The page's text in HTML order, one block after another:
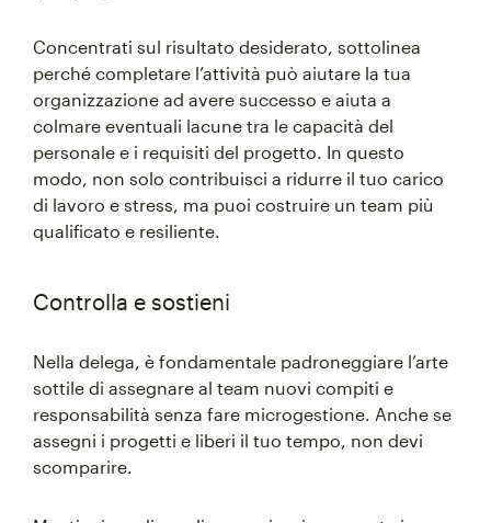
Concentrati sul risultato desiderato, sottolinea
perché completare l’attività può aiutare la tua
organizzazione ad avere successo e aiuta a
colmare eventuali lacune tra le capacità del
personale e i requisiti del progetto. In questo
modo, non solo contribuisci a ridurre il tuo carico
di lavoro e stress, ma puoi costruire un team più
qualificato e resiliente.
Controlla e sostieni
Nella delega, è fondamentale padroneggiare l’arte
sottile di assegnare al team nuovi compiti e
responsabilità senza fare microgestione. Anche se
assegni i progetti e liberi il tuo tempo, non devi
scomparire.